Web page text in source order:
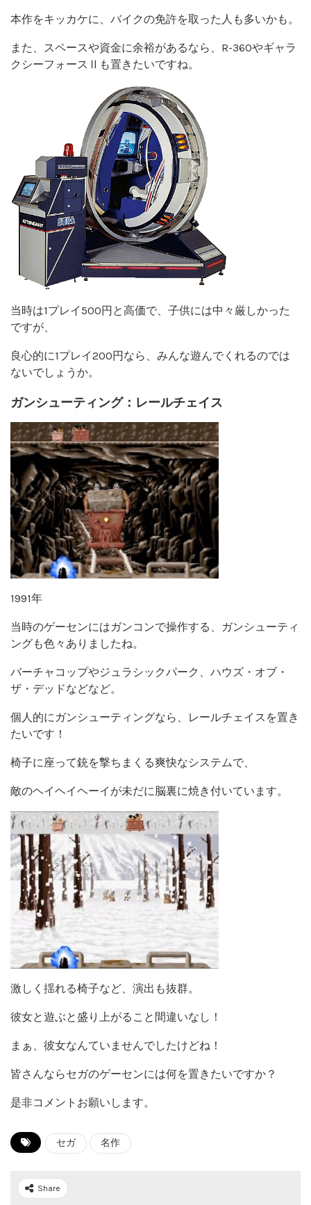
本作をキッカケに、バイクの免許を取った人も多いかも。
また、スペースや資金に余裕があるなら、R-360やギャラ
クシーフォースⅡも置きたいですね。
当時は1プレイ500円と高価で、子供には中々厳しかった
ですが、
良心的に1プレイ200円なら、みんな遊んでくれるのでは
ないでしょうか。
ガンシューティング：レールチェイス
1991年
当時のゲーセンにはガンコンで操作する、ガンシューティ
ングも色々ありましたね。
バーチャコップやジュラシックパーク、ハウズ・オブ・
ザ・デッドなどなど。
個人的にガンシューティングなら、レールチェイスを置き
たいです！
椅子に座って銃を撃ちまくる爽快なシステムで、
敵のヘイヘイヘーイが未だに脳裏に焼き付いています。
激しく揺れる椅子など、演出も抜群。
彼女と遊ぶと盛り上がること間違いなし！
まぁ、彼女なんていませんでしたけどね！
皆さんならセガのゲーセンには何を置きたいですか？
是非コメントお願いします。
セガ 名作
Share